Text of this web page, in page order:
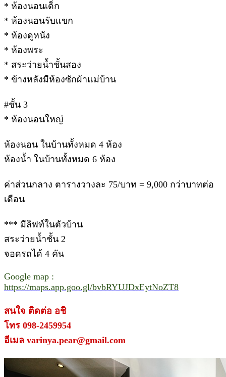
* ห้องนอนเด็ก
* ห้องนอนรับแขก
* ห้องดูหนัง
* ห้องพระ
* สระว่ายน้ำชั้นสอง
* ข้างหลังมีห้องซักผ้าแม่บ้าน
#ชั้น 3
* ห้องนอนใหญ่
ห้องนอน ในบ้านทั้งหมด 4 ห้อง
ห้องน้ำ ในบ้านทั้งหมด 6 ห้อง
ค่าส่วนกลาง ตารางวางละ 75/บาท = 9,000 กว่าบาทต่อ
เดือน
*** มีลิฟท์ในตัวบ้าน
สระว่ายน้ำชั้น 2
จอดรถได้ 4 คัน
Google map :
https://maps.app.goo.gl/bvbRYUJDxEytNoZT8
สนใจ ติดต่อ อชิ
โทร 098-2459954
อีเมล varinya.pear@gmail.com